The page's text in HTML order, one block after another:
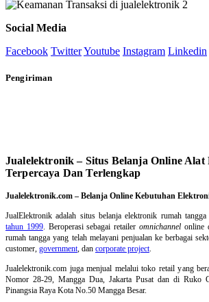
Social Media
Facebook TwitterYoutube Instagram Linkedin
Pengiriman
Jualelektronik – Situs Belanja Online Alat
Terpercaya Dan Terlengkap
Jualelektronik.com – Belanja Online Kebutuhan
JualElektronik adalah situs belanja elektronik rumah tangga
tahun 1999. Beroperasi sebagai retaileromnichannel online
rumah tangga yang telah melayani penjualan ke berbagai
customer, government, dan corporate project.
Jualelektronik.com juga menjual melalui toko retail yang
Nomor 28-29, Mangga Dua, Jakarta Pusat dan di Ruko
Pinangsia Raya Kota No.50 Mangga Besar.